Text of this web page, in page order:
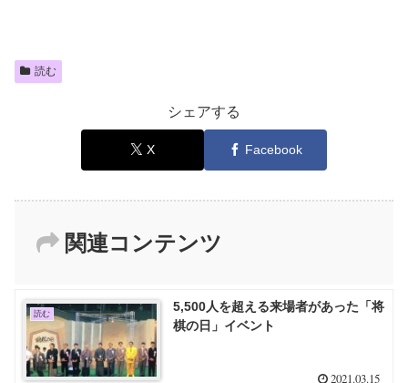
読む
シェアする
X Facebook
関連コンテンツ
読む
5,500人を超える来場者があった「将
棋の日」イベント
2021.03.15